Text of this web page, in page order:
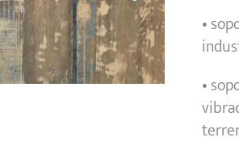
•
•